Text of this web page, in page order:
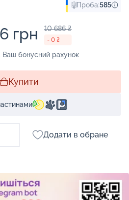
Проба:585
грн 10 686 ₴
- 0 ₴
Ваш бонусний рахунок
Купити
Додати в обране